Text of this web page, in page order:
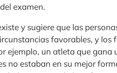
examen.
y sugiere que las
favorables, y los
ejemplo, un atleta que gana
no estaban en su mejor